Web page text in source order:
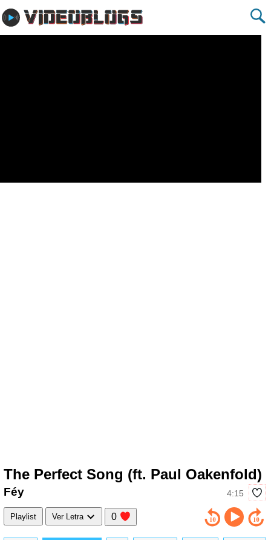
The Perfect Song (ft. Paul Oakenfold)
4:15
Féy
Playlist Ver Letra 0